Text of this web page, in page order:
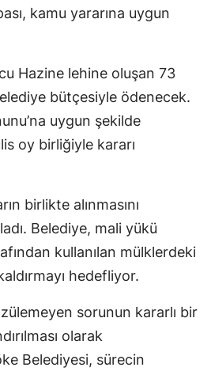
kamu yararına uygun
Hazine lehine oluşan 73
bütçesiyle ödenecek.
uygun şekilde
oy birliğiyle kararı
birlikte alınmasını
Belediye, mali yükü
kullanılan mülklerdeki
hedefliyor.
sorunun kararlı bir
olarak
Belediyesi, sürecin